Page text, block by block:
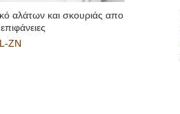
αλάτων και σκουριάς απο
ZN